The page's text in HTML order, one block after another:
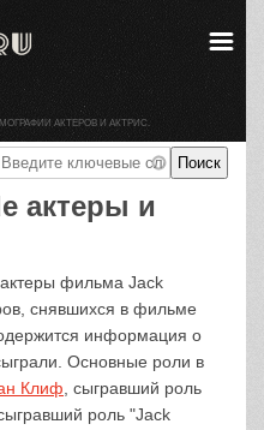
актеры и
фильма Jack
снявшихся в фильме
информация о
Основные роли в
Клиф , сыгравший роль
сыгравший роль "Jack
АКТЕРОВ И АКТРИС.